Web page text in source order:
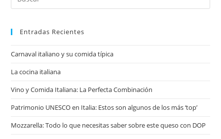
en
webEntradas Recientes
Carnaval italiano y su comida típica
La cocina italiana
Vino y Comida Italiana: La Perfecta Combinación
Patrimonio UNESCO en Italia: Estos son algunos de los más ‘top’
Mozzarella: Todo lo que necesitas saber sobre este queso con DOP